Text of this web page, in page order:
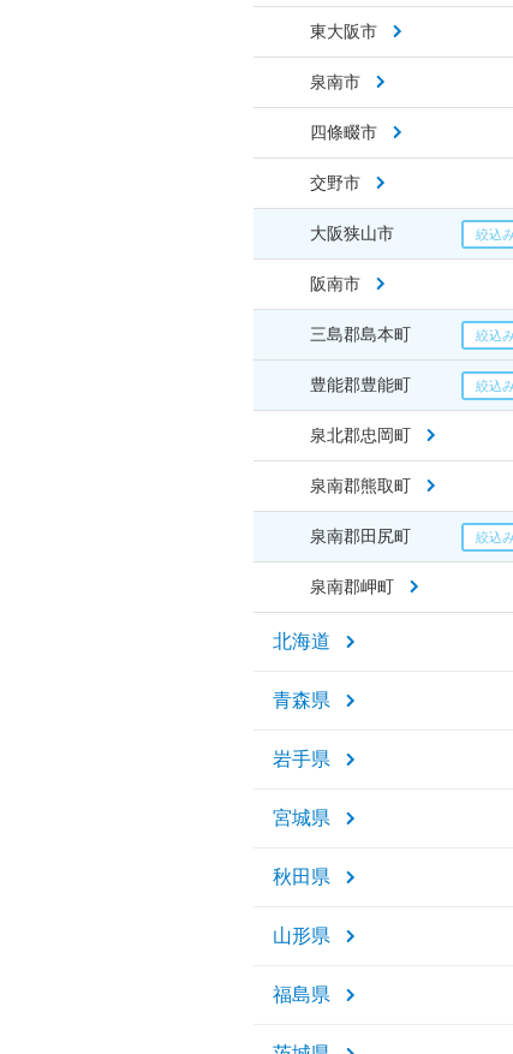
東大阪市
泉南市
四條畷市
交野市
大阪狭山市
阪南市
三島郡島本町
豊能郡豊能町
泉北郡忠岡町
泉南郡熊取町
泉南郡田尻町
泉南郡岬町
北海道
青森県
岩手県
宮城県
秋田県
山形県
福島県